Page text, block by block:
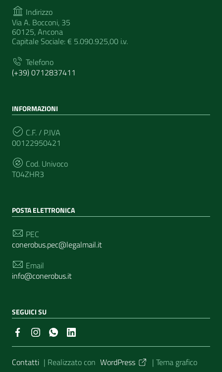
Indirizzo
Via A. Bocconi, 35
60125, Ancona
Capitale Sociale: € 5.090.925,00 i.v.
Telefono
(+39) 0712837411
INFORMAZIONI
C.F. / P.IVA
00122950421
Cod. Univoco
T04ZHR3
POSTA ELETTRONICA
PEC
conerobus.pec@legalmail.it
Email
info@conerobus.it
SEGUICI SU
Sezione Link Utili
Contatti | Realizzato con WordPress | Tema grafico